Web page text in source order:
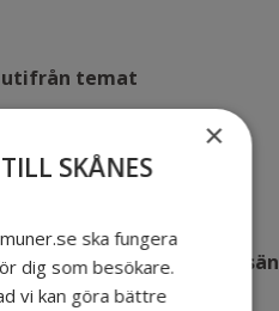
utifrån temat
utifrån i förväg
×
SKÅNES
ska fungera
dig som besökare.
vi kan göra bättre